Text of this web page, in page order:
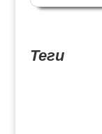
берегу
Теги